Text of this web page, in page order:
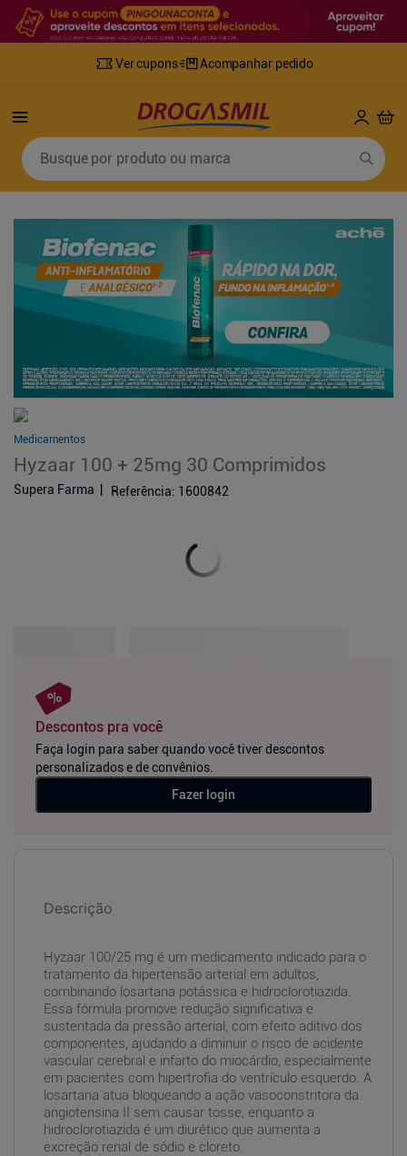
Ver cupons Acompanhar pedido
Busque por produto ou marca
Medicamentos
Hyzaar 100 + 25mg 30 Comprimidos
Supera Farma Referência: 1600842
Descontos pra você
Faça login para saber quando você tiver descontos
personalizados e de convênios.
Fazer login
Descrição
Hyzaar 100/25 mg é um medicamento indicado para o
tratamento da hipertensão arterial em adultos,
combinando losartana potássica e hidroclorotiazida.
Essa fórmula promove redução significativa e
sustentada da pressão arterial, com efeito aditivo dos
componentes, ajudando a diminuir o risco de acidente
vascular cerebral e infarto do miocárdio, especialmente
em pacientes com hipertrofia do ventrículo esquerdo. A
losartana atua bloqueando a ação vasoconstritora da
angiotensina II sem causar tosse, enquanto a
hidroclorotiazida é um diurético que aumenta a
excreção renal de sódio e cloreto.
Termos mais buscados
3º
retinol
4º
fralda geriatrica
desodorante
9º
fralda xg
10º shampoo